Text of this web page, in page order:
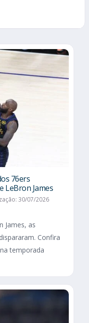
76ers
LeBron James
30/07/2026
James, as
Confira
temporada